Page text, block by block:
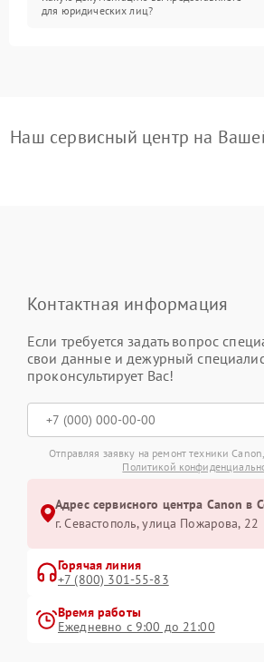
для юридических лиц?
Наш сервисный центр на
Контактная информация
Если требуется задать вопрос
свои данные и дежурный
проконсультирует Вас!
Отправляя заявку на ремонт техники
Политикой
Адрес сервисного центра Canon в
г. Севастополь, улица Пожарова, 22
Горячая линия
+7 (800) 301-55-83
Время работы
Ежедневно с 9:00 до 21:00